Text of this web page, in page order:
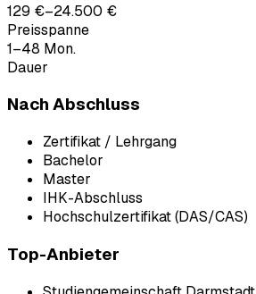
129 €–24.500 €
Preisspanne
1–48 Mon.
Dauer
Nach Abschluss
Zertifikat / Lehrgang
Bachelor
Master
IHK-Abschluss
Hochschulzertifikat (DAS/CAS)
Top-Anbieter